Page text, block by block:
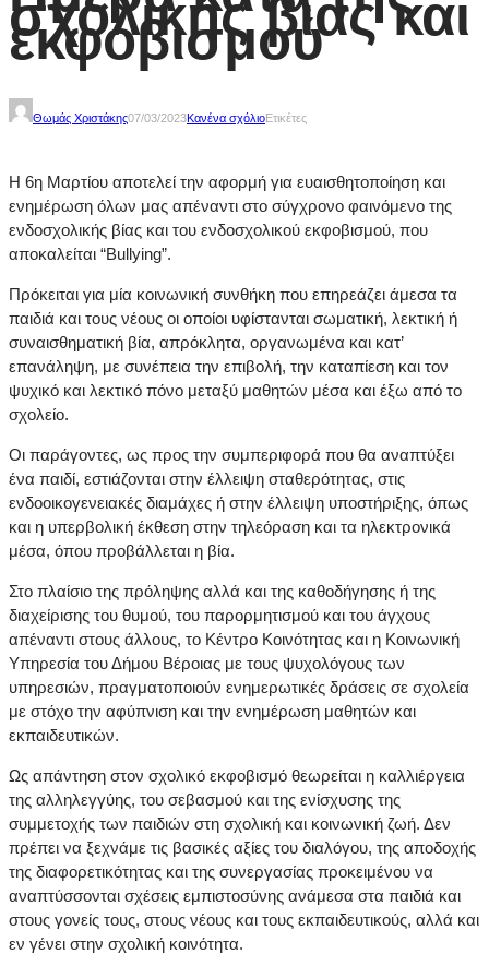
σχολικής βίας και
εκφοβισμού
Θωμάς Χριστάκης07/03/2023Κανένα σχόλιοΕτικέτες
Η 6η Μαρτίου αποτελεί την αφορμή για ευαισθητοποίηση και
ενημέρωση όλων μας απέναντι στο σύγχρονο φαινόμενο της
ενδοσχολικής βίας και του ενδοσχολικού εκφοβισμού, που
αποκαλείται “Bullying”.
Πρόκειται για μία κοινωνική συνθήκη που επηρεάζει άμεσα τα
παιδιά και τους νέους οι οποίοι υφίστανται σωματική, λεκτική ή
συναισθηματική βία, απρόκλητα, οργανωμένα και κατ’
επανάληψη, με συνέπεια την επιβολή, την καταπίεση και τον
ψυχικό και λεκτικό πόνο μεταξύ μαθητών μέσα και έξω από το
σχολείο.
Οι παράγοντες, ως προς την συμπεριφορά που θα αναπτύξει
ένα παιδί, εστιάζονται στην έλλειψη σταθερότητας, στις
ενδοοικογενειακές διαμάχες ή στην έλλειψη υποστήριξης, όπως
και η υπερβολική έκθεση στην τηλεόραση και τα ηλεκτρονικά
μέσα, όπου προβάλλεται η βία.
Στο πλαίσιο της πρόληψης αλλά και της καθοδήγησης ή της
διαχείρισης του θυμού, του παρορμητισμού και του άγχους
απέναντι στους άλλους, το Κέντρο Κοινότητας και η Κοινωνική
Υπηρεσία του Δήμου Βέροιας με τους ψυχολόγους των
υπηρεσιών, πραγματοποιούν ενημερωτικές δράσεις σε σχολεία
με στόχο την αφύπνιση και την ενημέρωση μαθητών και
εκπαιδευτικών.
Ως απάντηση στον σχολικό εκφοβισμό θεωρείται η καλλιέργεια
της αλληλεγγύης, του σεβασμού και της ενίσχυσης της
συμμετοχής των παιδιών στη σχολική και κοινωνική ζωή. Δεν
πρέπει να ξεχνάμε τις βασικές αξίες του διαλόγου, της αποδοχής
της διαφορετικότητας και της συνεργασίας προκειμένου να
αναπτύσσονται σχέσεις εμπιστοσύνης ανάμεσα στα παιδιά και
στους γονείς τους, στους νέους και τους εκπαιδευτικούς, αλλά και
εν γένει στην σχολική κοινότητα.